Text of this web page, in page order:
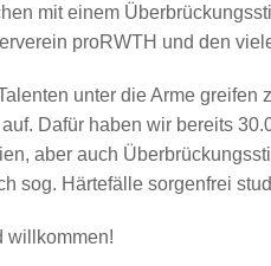
mit einem
proRWTH und den
unter die Arme
Dafür haben wir bereits
aber auch
sog. Härtefälle sorgenfrei
willkommen!